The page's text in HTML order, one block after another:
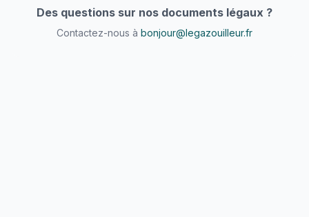
Des questions sur nos documents légaux ?
Contactez-nous à bonjour@legazouilleur.fr